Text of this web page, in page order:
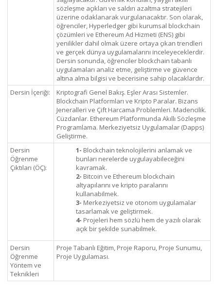
sözleşme açıkları ve saldırı azaltma stratejileri
üzerine odaklanarak vurgulanacaktır. Son olarak,
öğrenciler, Hyperledger gibi kurumsal blockchain
çözümleri ve Ethereum Ad Hizmeti (ENS) gibi
yenilikler dahil olmak üzere ortaya çıkan trendleri
ve gerçek dünya uygulamalarını inceleyeceklerdir.
Dersin sonunda, öğrenciler blockchain tabanlı
uygulamaları analiz etme, geliştirme ve güvence
altına alma bilgisi ve becerisine sahip olacaklardır.
Dersin İçeriği:
Kriptografi Genel Bakış. Eşler Arası Sistemler.
Blockchain Platformları ve Kripto Paralar. Bizans
Jeneralleri ve Çift Harcama Problemleri. Madencilik.
Cüzdanlar. Ethereum Platformunda Akıllı Sözleşme
Programlama. Merkeziyetsiz Uygulamalar (Dapps)
Geliştirme.
Dersin
Öğrenme
Çıktıları (ÖÇ):
1- Blockchain teknolojilerini anlamak ve
bunları nerelerde uygulayabileceğini
kavramak.
2- Bitcoin ve Ethereum blockchain
altyapılarını ve kripto paralarını
kullanabilmek.
3- Merkeziyetsiz ve otonom uygulamalar
tasarlamak ve geliştirmek.
4- Projeleri hem sözlü hem de yazılı olarak
açık bir şekilde sunabilmek.
Dersin
Öğrenme
Yöntem ve
Teknikleri
Proje Tabanlı Eğitim, Proje Raporu, Proje Sunumu,
Proje Uygulaması.